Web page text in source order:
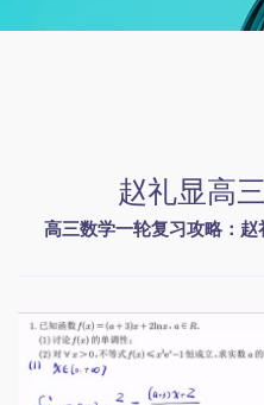
赵礼显高
高三数学一轮复习攻略：